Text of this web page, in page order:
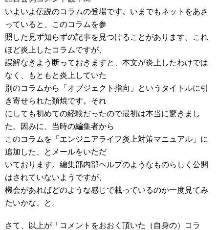
いよいよ伝説のコラムの登場です。いまでもネットをあさ
っていると、このコラムを参
照した見ず知らずの記事を見つけることがあります。これ
ほど炎上したコラムですが、
誤解なきよう断っておきますと、本文が炎上したわけでは
なく、もともと炎上していた
別のコラムから「オブジェクト指向」というタイトルに引
き寄せられた類焼です。それ
にしても初めての経験だったので最初は本当に驚きまし
た。因みに、当時の編集者から
このコラムを「エンジニアライフ炎上対策マニュアル」に
追加した、とメールをいただ
いております。編集部内部ヘルプのようなものらしく公開
はされていないようですが、
機会があればどのような感じで載っているのか一度見てみ
たいかな、と。
さて、以上が「コメントをおおく頂いた（自身の）コラ